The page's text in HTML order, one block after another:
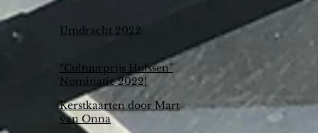
Umdracht 2022
“Cultuurprijs Huissen”
Nominatie 2022!
Kerstkaarten door Mart
van Onna